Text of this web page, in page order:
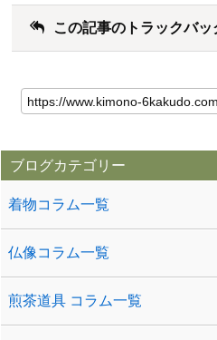
この記事のトラックバ
ブログカテゴリー
着物コラム一覧
仏像コラム一覧
煎茶道具 コラム一覧